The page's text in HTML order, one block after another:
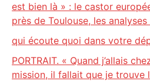
est bien là » : le castor
près de Toulouse, les
qui écoute quoi dans votre
PORTRAIT. « Quand j’allais
mission, il fallait que je trouve